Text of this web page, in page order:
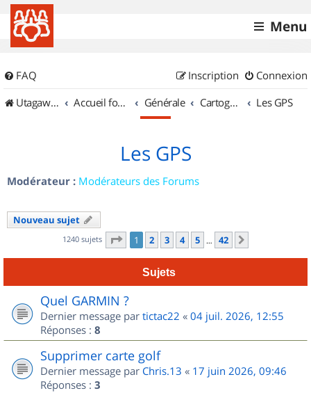
Menu
FAQ Connexion
Inscription
UtagawaVTT (Randos VTT et VTTAE avec traces GPS)
Accueil forum Générale Cartographie et GPS Les GPS
Les GPS
Modérateur : Modérateurs des Forums
Nouveau sujet
1240 sujets Page 1sur
1 2 3 4 5 … 42
Sujets
Quel GARMIN ?
Dernier message par tictac22 « 04 juil. 2026, 12:55
Réponses : 8
Supprimer carte golf
Dernier message par Chris.13 « 17 juin 2026, 09:46
Réponses : 3